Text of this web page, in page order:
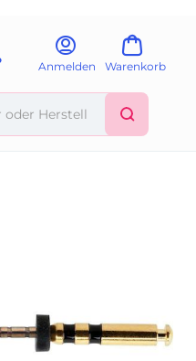
Anmelden Warenkorb